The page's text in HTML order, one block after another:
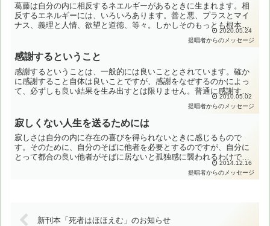
葛藤は自分の内に相反するネエルギーがあるときに生まれます。相
反するエネルギーには、いろいろあります。善と悪、プラスとマイ
ナス、義理と人情、欲望と道徳、等々。しかしそのもっとも根本的
なものは、「不安」と自分の内に湧き上がる「求める心」の葛藤
2020.05.24
提唱者からのメッセージ
感謝するということ
感謝するということは、一般的には良いこととされています。確か
に感謝すること自体は良いことですが、感謝をなぜするのかによっ
て、必ずしも良い結果を生み出すとは限りません。普通に感謝する
と言うときは、その感謝は自我から生まれたものです。すなわ2010.05.02
提唱者からのメッセージ
寂しくない人生を送るためには
寂しさは自分の内に存在の喜びを得られないときに感じるもので
す。そのために、自分のそばに他者を必要とするのですが、自分に
とって都合の良い他者がそばに居ないと孤独感に襲われるわけで
す。ですから、寂しさから逃れるためには、そばに他者がいるよう
2014.12.16
提唱者からのメッセージ
新刊本「死者はほほえむ」のお知らせ